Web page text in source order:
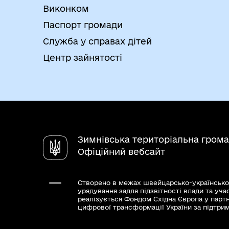
проживання (перебування)/місцем
з питань соціального захисту
неотримання „пакунка малюка”, але не
малюка”.У разі відсутності в місцевих
може бути надано в порядку черговості.
Виконком
Паспорт громади
Служба у справах дітей
Центр зайнятості
Зимнівська територіальна
Офіційний вебсайт
Створено в межах швейцарсько-
урядування задля підзвітності влади та
реалізується Фондом Східна Європа у
цифрової трансформації України за